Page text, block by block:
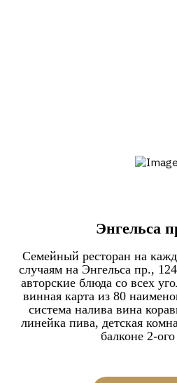
Энгельса
Семейный ресторан на
случаям на Энгельса пр.,
авторские блюда со всех
винная карта из 80
система налива вина
линейка пива, детская
балконе 2-